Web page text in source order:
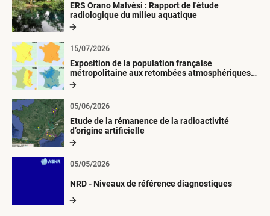
ERS Orano Malvési : Rapport de l'étude
radiologique du milieu aquatique
Exposition de la population française
métropolitaine aux retombées atmosphériques
radioactives depuis 1945
15/07/2026
Etude de la rémanence de la radioactivité
d’origine artificielle
05/06/2026
NRD - Niveaux de référence diagnostiques
05/05/2026